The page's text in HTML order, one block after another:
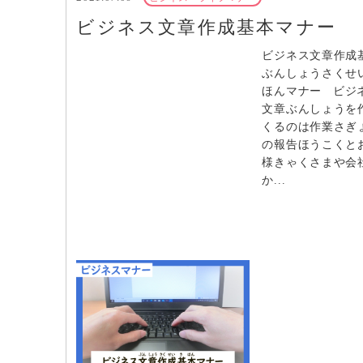
ビジネス文章作成基本マナー
ビジネス文章作成
ぶんしょうさくせ
ほんマナー ビジ
文章ぶんしょうを
くるのは作業さぎ
の報告ほうこくと
様きゃくさまや会
か...